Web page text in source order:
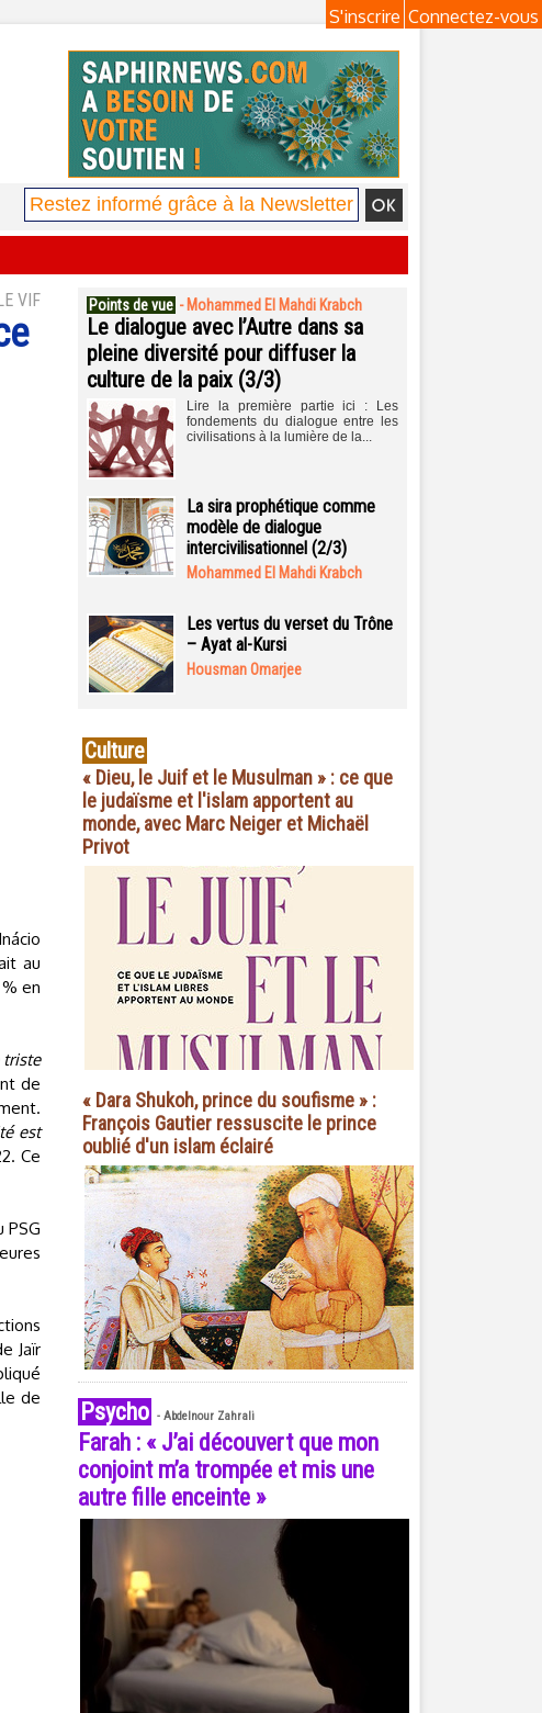
Connectez-vous
S'inscrire
VIF
au
en
triste
de
est
Ce
Jaïr
de
Points de vue - Mohammed El Mahdi Krabch
Le dialogue avec l’Autre dans sa
pleine diversité pour diffuser la
culture de la paix (3/3)
Lire la première partie ici : Les
fondements du dialogue entre les
civilisations à la lumière de la...
La sira prophétique comme
modèle de dialogue
intercivilisationnel (2/3)
Mohammed El Mahdi Krabch
Les vertus du verset du Trône
– Ayat al-Kursi
Housman Omarjee
Culture
« Dieu, le Juif et le Musulman » : ce que
le judaïsme et l'islam apportent au
monde, avec Marc Neiger et Michaël
Privot
« Dara Shukoh, prince du soufisme » :
François Gautier ressuscite le prince
oublié d'un islam éclairé
Psycho - Abdelnour Zahrali
Farah : « J’ai découvert que mon
conjoint m’a trompée et mis une
autre fille enceinte »